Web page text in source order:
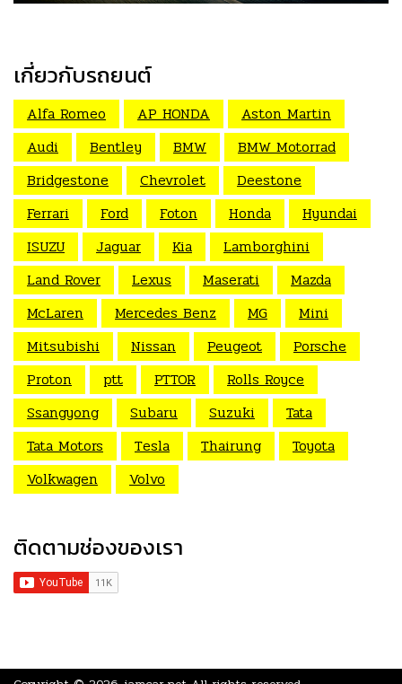
เกี่ยวกับรถยนต์
Alfa Romeo AP HONDA
Aston Martin
Audi
Bentley BMW
BMW Motorrad
Bridgestone
Chevrolet
Deestone
Ferrari
Ford Foton Honda
Hyundai
ISUZU
Jaguar Kia
Lamborghini
Land Rover
Lexus Maserati
Mazda
McLaren
Mercedes Benz MG
Mini
Mitsubishi
Nissan Peugeot
Porsche
Proton
ptt PTTOR
Rolls Royce
Ssangyong
Subaru Suzuki
Tata
Tata Motors
Tesla Thairung
Toyota
Volkwagen
Volvo
ติดตามช่องของเรา